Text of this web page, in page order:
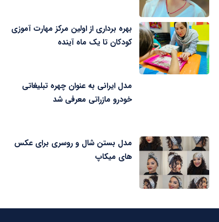
بهره برداری از اولین مرکز مهارت آموزی
کودکان تا یک ماه آینده
مدل ایرانی به عنوان چهره تبلیغاتی
خودرو مازراتی معرفی شد
مدل بستن شال و روسری برای عکس
های میکاپ